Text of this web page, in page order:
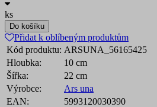
ks
Do košíku
Přidat k oblíbeným produktům
Kód produktu: ARSUNA_56165425
Hloubka:
10 cm
Šířka:
22 cm
Výrobce:
Ars una
EAN:
5993120030390